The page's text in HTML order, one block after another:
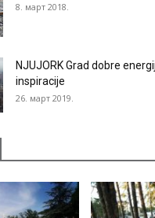
8. март 2018.
NJUJORK Grad dobre
inspiracije
26. март 2019.